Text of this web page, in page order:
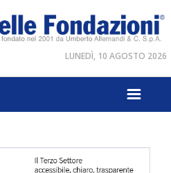
LUNEDÌ, 10 AGOSTO 2026